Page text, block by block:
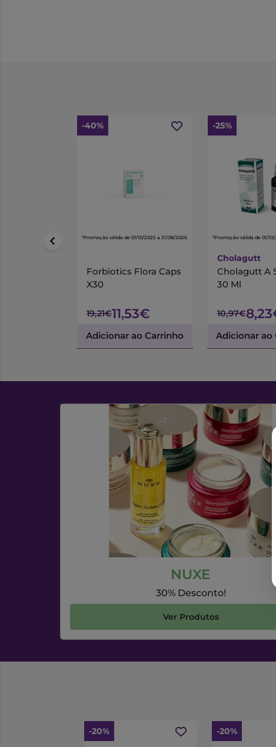
-40%
*Promoção válida de 01/10/2025 a 31/08/2026
Forbiotics Flora Caps
X30
19,21€11,53€
Adicionar ao Carrinho
-25%
*Promoção válida de 01/
Cholagutt
Cholagutt A
30 Ml
10,97€
Adicionar ao
NUXE
30% Desconto!
Ver Produtos
-20% -20%